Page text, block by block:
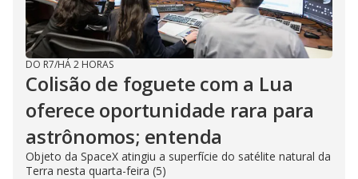
DO R7/HÁ 2 HORAS
Colisão de foguete com a Lua
oferece oportunidade rara para
astrônomos; entenda
Objeto da SpaceX atingiu a superfície do satélite natural da
Terra nesta quarta-feira (5)